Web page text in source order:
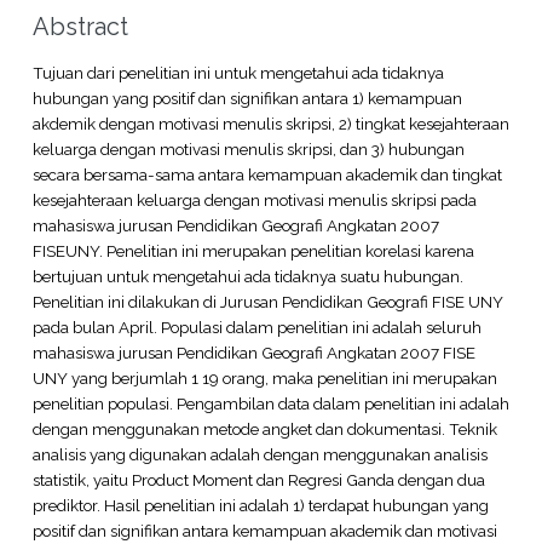
Abstract
Tujuan dari penelitian ini untuk mengetahui ada tidaknya
hubungan yang positif dan signifikan antara 1) kemampuan
akdemik dengan motivasi menulis skripsi, 2) tingkat kesejahteraan
keluarga dengan motivasi menulis skripsi, dan 3) hubungan
secara bersama-sama antara kemampuan akademik dan tingkat
kesejahteraan keluarga dengan motivasi menulis skripsi pada
mahasiswa jurusan Pendidikan Geografi Angkatan 2007
FISEUNY. Penelitian ini merupakan penelitian korelasi karena
bertujuan untuk mengetahui ada tidaknya suatu hubungan.
Penelitian ini dilakukan di Jurusan Pendidikan Geografi FISE UNY
pada bulan April. Populasi dalam penelitian ini adalah seluruh
mahasiswa jurusan Pendidikan Geografi Angkatan 2007 FISE
UNY yang berjumlah 1 19 orang, maka penelitian ini merupakan
penelitian populasi. Pengambilan data dalam penelitian ini adalah
dengan menggunakan metode angket dan dokumentasi. Teknik
analisis yang digunakan adalah dengan menggunakan analisis
statistik, yaitu Product Moment dan Regresi Ganda dengan dua
prediktor. Hasil penelitian ini adalah 1) terdapat hubungan yang
positif dan signifikan antara kemampuan akademik dan motivasi